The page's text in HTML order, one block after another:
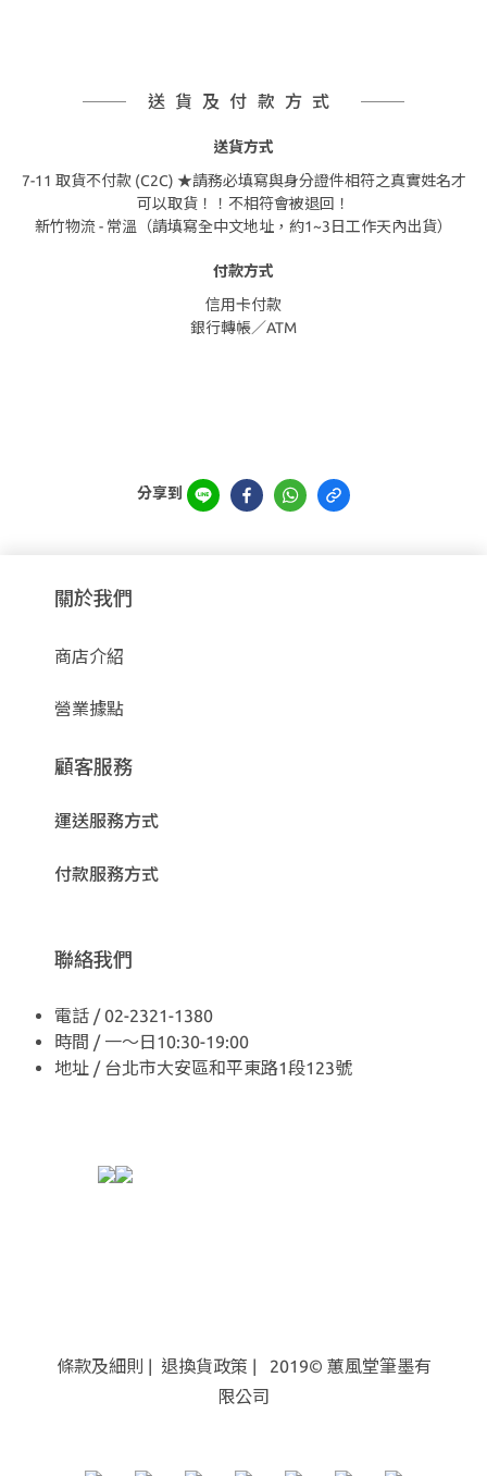
送貨及付款方式
送貨方式
7-11 取貨不付款 (C2C) ★請務必填寫與身分證件相符之真實姓名才
可以取貨！！不相符會被退回！
新竹物流 - 常溫（請填寫全中文地址，約1~3日工作天內出貨）
付款方式
信用卡付款
銀行轉帳／ATM
分享到
關於我們
商店介紹
營業據點
顧客服務
運送服務方式
付款服務方式
聯絡我們
電話 / 02-2321-1380
時間 / 一～日10:30-19:00
地址 / 台北市大安區和平東路1段123號
條款及細則 | 退換貨政策 | 2019© 蕙風堂筆墨有
限公司